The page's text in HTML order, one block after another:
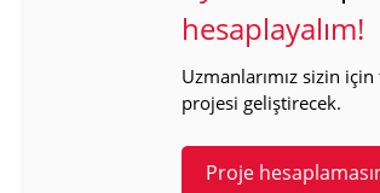
hesaplayalım!
Uzmanlarımız sizin
projesi geliştirecek.
Proje